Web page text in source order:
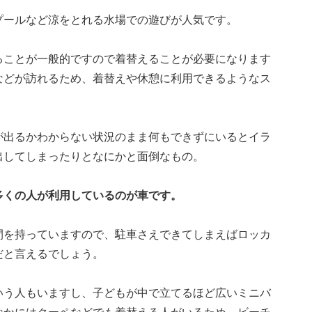
ルなど涼をとれる水場での遊びが人気です。
とが一般的ですので着替えることが必要になります
が訪れるため、着替えや休憩に利用できるようなス
るかわからない状況のまま何もできずにいるとイラ
てしまったりとなにかと面倒なもの。
の人が利用しているのが車です。
持っていますので、駐車さえできてしまえばロッカ
言えるでしょう。
人もいますし、子どもが中で立てるほど広いミニバ